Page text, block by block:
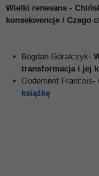
Wielki renesans -
konsekwencje / Czego
Bogdan Góralczyk-
transformacja i jej
Godement Francois-
książkę